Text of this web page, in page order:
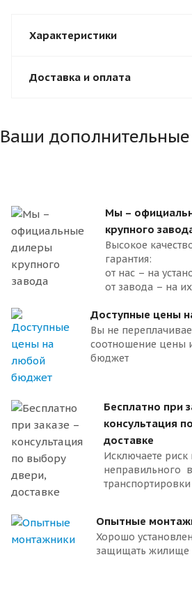
Характеристики
Доставка и оплата
Ваши
Мы –
крупного
Высокое
гарантия:
от нас – на
от завода – на
Доступные цены
Вы не
соотношение цены
бюджет
Бесплатно при
консультация
доставке
Исключаете риск
неправильного
транспортировки
Опытные
Хорошо
защищать жилище